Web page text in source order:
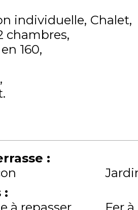
individuelle Chalet
chambres
160
:
:
à repasser
Fer